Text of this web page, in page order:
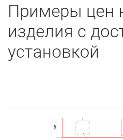
Примеры цен
изделия с
установкой